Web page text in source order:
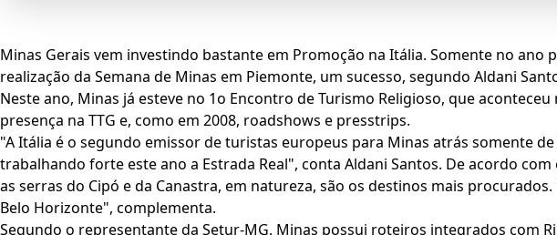
Minas Gerais vem investindo bastante em Promoção na Itália. Somente no
realização da Semana de Minas em Piemonte, um sucesso, segundo Aldani
Neste ano, Minas já esteve no 1o Encontro de Turismo Religioso, que
presença na TTG e, como em 2008, roadshows e presstrips.
"A Itália é o segundo emissor de turistas europeus para Minas atrás somente
trabalhando forte este ano a Estrada Real", conta Aldani Santos. De acordo
as serras do Cipó e da Canastra, em natureza, são os destinos mais
Belo Horizonte", complementa.
Segundo o representante da Setur-MG, Minas possui roteiros integrados com